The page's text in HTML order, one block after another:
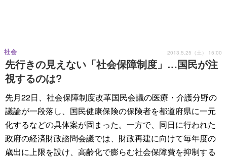
先行きの見えない「社会保障制度」…国民が注
視するのは?
社会 2013.5.25（土） 15:00
先月22日、社会保障制度改革国民会議の医療・介護分野の
議論が一段落し、国民健康保険の保険者を都道府県に一元
化するなどの具体案が固まった。一方で、同日に行われた
政府の経済財政諮問会議では、財政再建に向けて毎年度の
歳出に上限を設け、高齢化で膨らむ社会保障費を抑制する